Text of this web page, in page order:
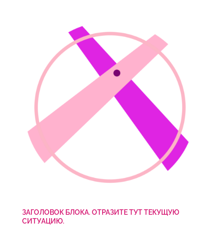
ЗАГОЛОВОК БЛОКА. ОТРАЗИТЕ ТУТ ТЕКУЩУЮ
СИТУАЦИЮ.